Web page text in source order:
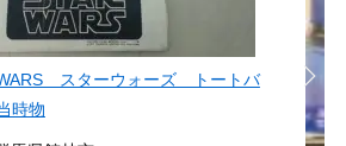
スターウォーズ トートバ
時物